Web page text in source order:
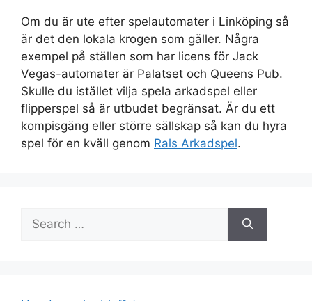
Om du är ute efter spelautomater i Linköping så
är det den lokala krogen som gäller. Några
exempel på ställen som har licens för Jack
Vegas-automater är Palatset och Queens Pub.
Skulle du istället vilja spela arkadspel eller
flipperspel så är utbudet begränsat. Är du ett
kompisgäng eller större sällskap så kan du hyra
spel för en kväll genom Rals Arkadspel.
Search
for: